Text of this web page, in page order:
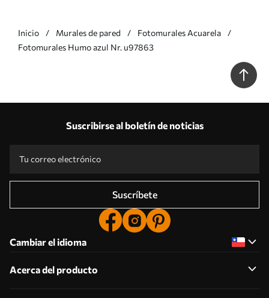
Inicio Murales de pared
Fotomurales Acuarela
Fotomurales Humo azul Nr. u97863
Suscribirse al boletín de noticias
Suscríbete
Cambiar el idioma
Acerca del producto